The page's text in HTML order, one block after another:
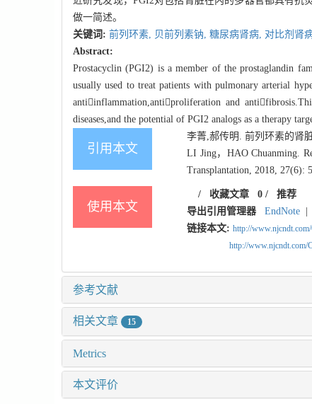
做一简述。
关键词: 前列环素, 贝前列素钠, 糖尿病肾病, 对比剂肾
Abstract:
Prostacyclin (PGI2) is a member of the prostaglandin
usually used to treat patients with pulmonary arterial
antiinflammation,antiproliferation and
diseases,and the potential of PGI2 analogs as a therapy
引用本文
李菁,郝传明. 前列环素的肾
LI Jing，HAO Chuanming.
Transplantation, 2018, 27(6):
使用本文
/ 收藏文章 0 /推荐
导出引用管理器
EndNote
链接本文: http://
http://
参考文献
相关文章 15
Metrics
本文评价